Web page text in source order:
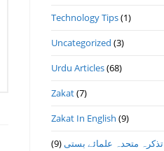
Technology Tips(1)
Uncategorized (3)
Urdu Articles(68)
Zakat(7)
Zakat In English (9)
تذكرہ متحدہ علمائے بستى(9)